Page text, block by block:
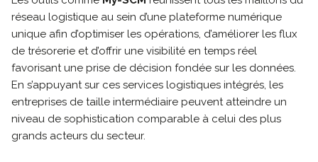
réseau logistique au sein d’une plateforme numérique
unique afin d’optimiser les opérations, d’améliorer les flux
de trésorerie et d’offrir une visibilité en temps réel
favorisant une prise de décision fondée sur les données.
En s’appuyant sur ces services logistiques intégrés, les
entreprises de taille intermédiaire peuvent atteindre un
niveau de sophistication comparable à celui des plus
grands acteurs du secteur.